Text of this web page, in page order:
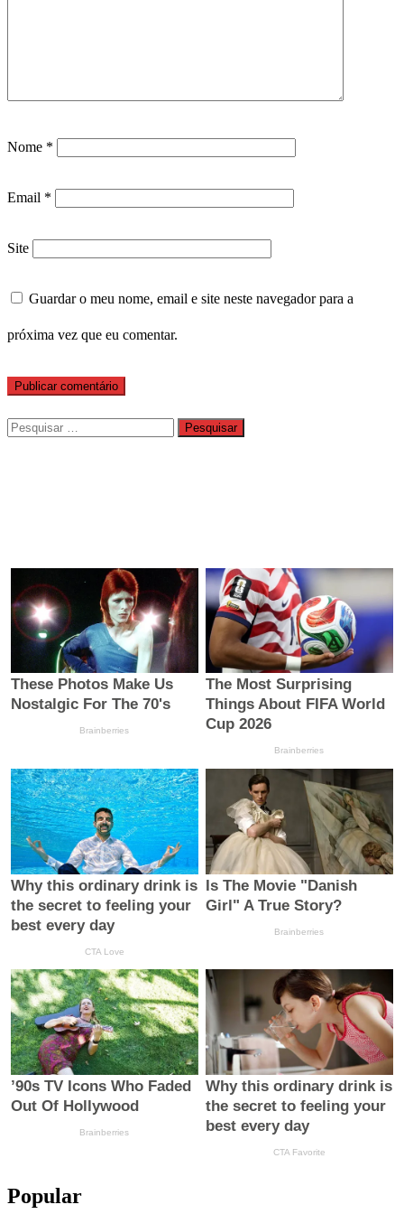
Nome *
Email *
Site
Guardar o meu nome, email e site neste navegador para a
próxima vez que eu comentar.
Pesquisar
por:
Popular